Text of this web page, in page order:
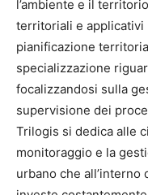
l’ambiente e il
territoriali e
pianificazione
specializzazione
focalizzandosi sulla
supervisione dei
Trilogis si dedica alle
monitoraggio e la
urbano che